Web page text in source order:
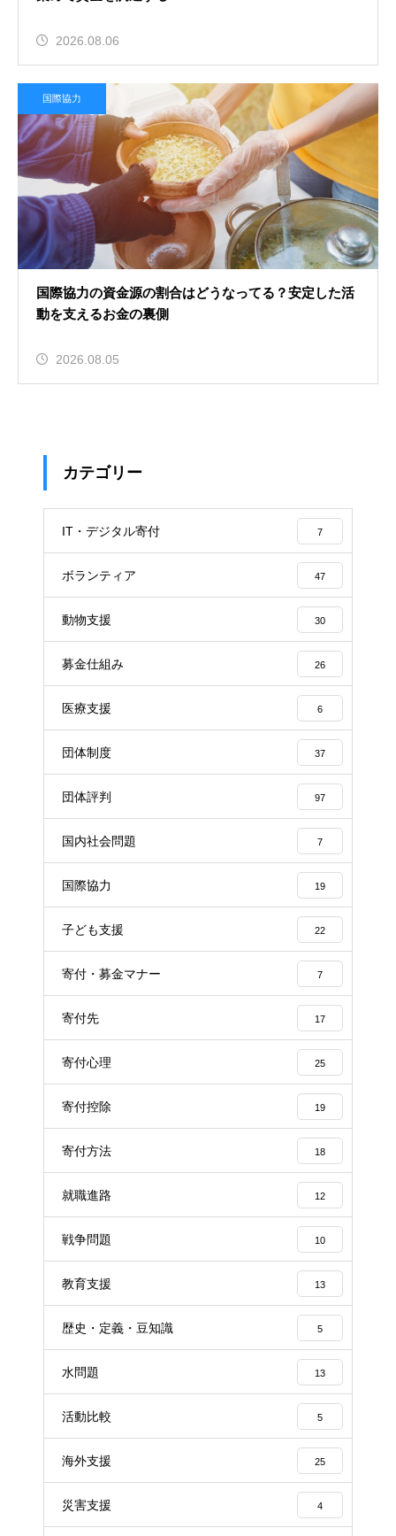
2026.08.06
国際協力
国際協力の資金源の割合はどうなってる？安定した活
動を支えるお金の裏側
2026.08.05
カテゴリー
IT・デジタル寄付 7
ボランティア 47
動物支援 30
募金仕組み 26
医療支援 6
団体制度 37
団体評判 97
国内社会問題 7
国際協力 19
子ども支援 22
寄付・募金マナー 7
寄付先 17
寄付心理 25
寄付控除 19
寄付方法 18
就職進路 12
戦争問題 10
教育支援 13
歴史・定義・豆知識 5
水問題 13
活動比較 5
海外支援 25
災害支援 4